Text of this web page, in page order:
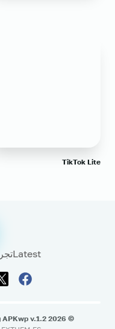
TikTok Lite
Latest
©
2026
APKwp v.1.2